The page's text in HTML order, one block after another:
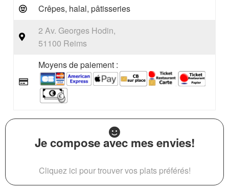
Crêpes, halal, pâtisseries
2 Av. Georges Hodin,
51100 Reims
Moyens de paiement :
Je compose avec mes envies!
Cliquez ici pour trouver vos plats préférés!